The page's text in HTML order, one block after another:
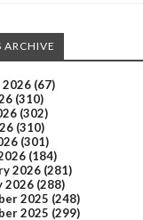
ARCHIVE
(67)
(310)
(302)
(310)
(301)
(184)
2026 (281)
2026 (288)
2025 (248)
2025 (299)